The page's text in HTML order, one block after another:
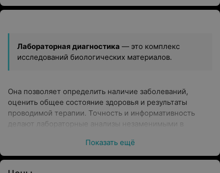
Лабораторная диагностика — это комплекс
исследований биологических материалов.
Она позволяет определить наличие заболеваний,
оценить общее состояние здоровья и результаты
проводимой терапии. Точность и информативность
делают лабораторные анализы незаменимыми в
Показать ещё